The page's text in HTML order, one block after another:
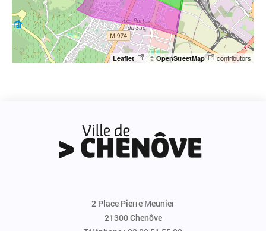
Leaflet | ©OpenStreetMap contributors
2 Place Pierre Meunier
21300 Chenôve